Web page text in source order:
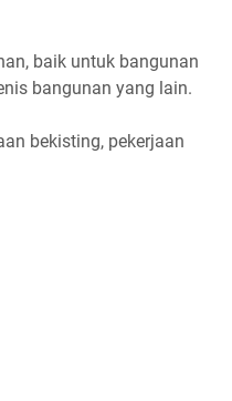
baik untuk bangunan
bangunan yang lain.
bekisting, pekerjaan